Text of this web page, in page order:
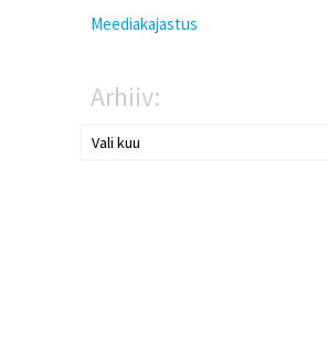
Meediakajastus
Arhiiv: